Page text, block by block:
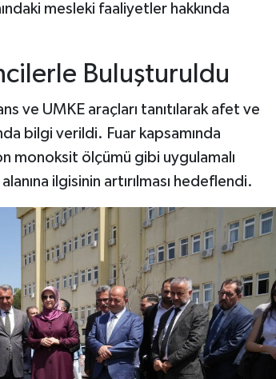
mesleki faaliyetler hakkında
Buluşturuldu
ve UMKE araçları tanıtılarak afet ve
bilgi verildi. Fuar kapsamında
monoksit ölçümü gibi uygulamalı
ilgisinin artırılması hedeflendi.